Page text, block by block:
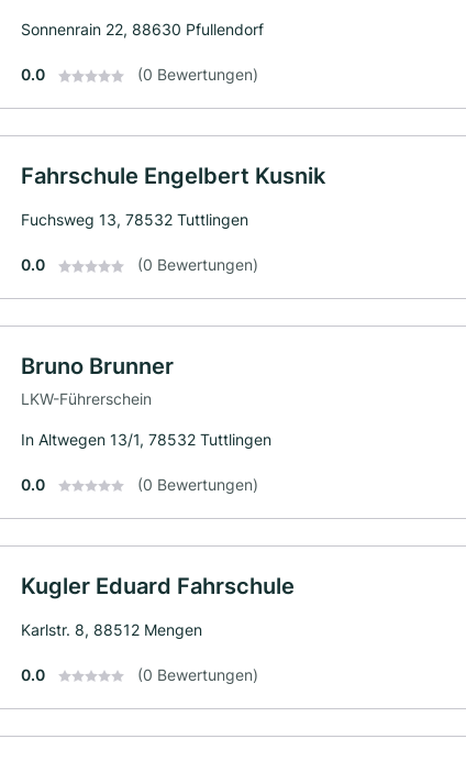
Sonnenrain 22, 88630 Pfullendorf
0.0 (0 Bewertungen)
Fahrschule Engelbert Kusnik
Fuchsweg 13, 78532 Tuttlingen
0.0 (0 Bewertungen)
Bruno Brunner
LKW-Führerschein
In Altwegen 13/1, 78532 Tuttlingen
0.0 (0 Bewertungen)
Kugler Eduard Fahrschule
Karlstr. 8, 88512 Mengen
0.0 (0 Bewertungen)